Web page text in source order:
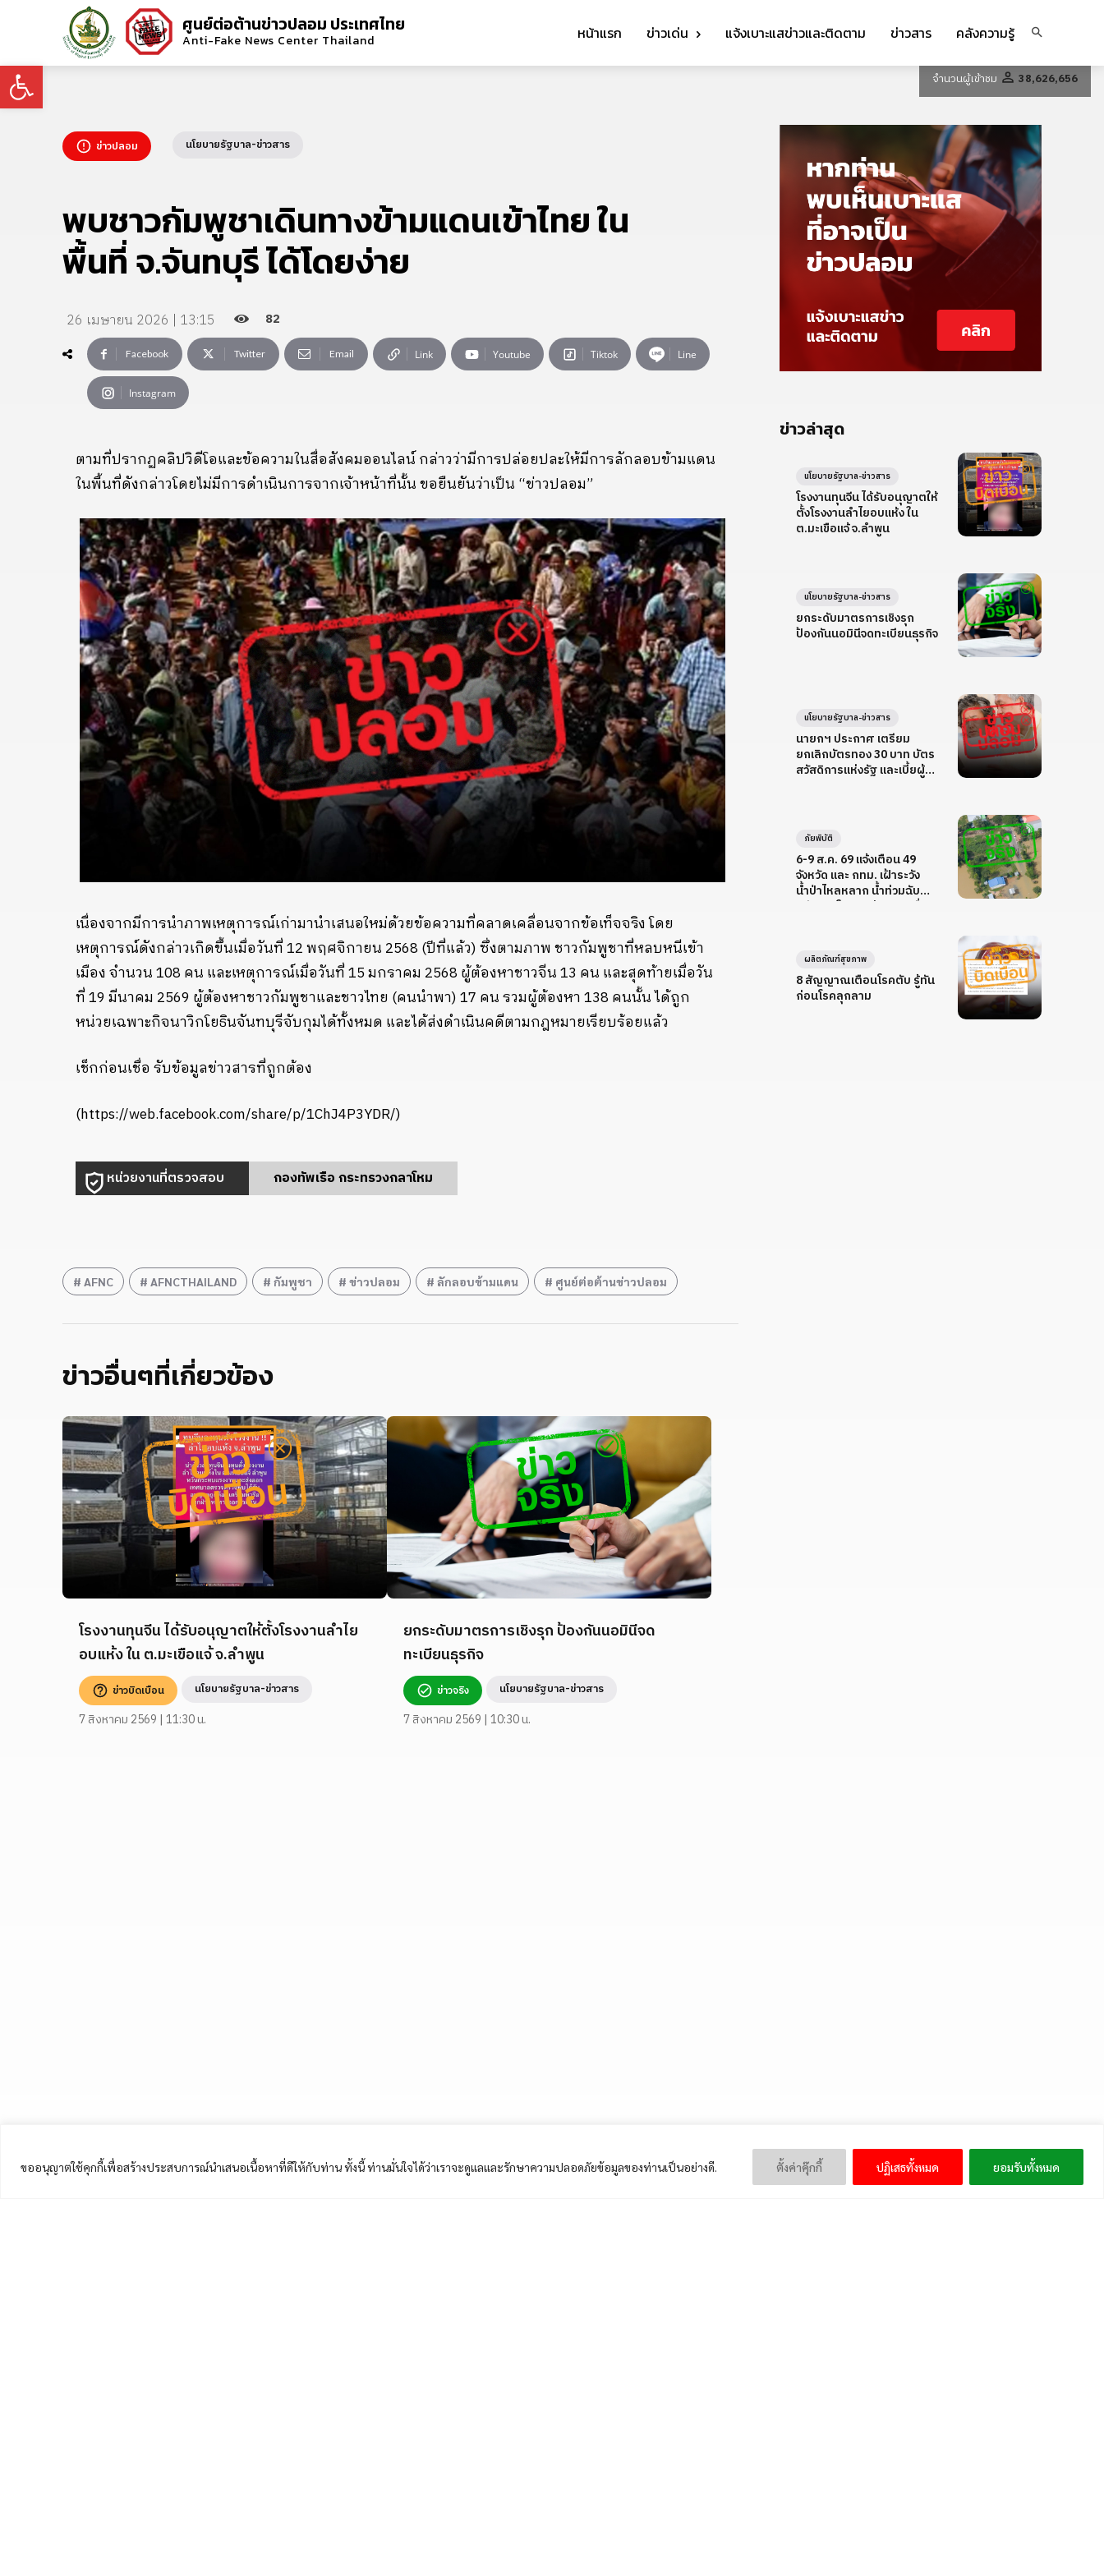
Open toolbar
ขออนุญาตใช้คุกกี้เพื่อสร้างประสบการณ์นำเสนอเนื้อหาที่ดีให้กับท่าน ทั้งนี้ ท่านมั่นใจได้ว่าเราจะดูแลและรักษาความปลอดภัยข้อมูลของท่านเป็นอย่างดี. ตั้งค่าคุ๊กกี้ ปฏิเสธทั้งหมด ยอมรับทั้งหมด
ศูนย์ต่อต้านข่าวปลอม ประเทศไทย
Anti-Fake News Center Thailand หน้าแรก ข่าวเด่น แจ้งเบาะแสข่าวและติดตาม ข่าวสาร คลังความรู้
จำนวนผู้เข้าชม 38,626,656
ข่าวปลอม นโยบายรัฐบาล-ข่าวสาร
พบชาวกัมพูชาเดินทางข้ามแดนเข้าไทย ใน
พื้นที่ จ.จันทบุรี ได้โดยง่าย
26 เมษายน 2026 | 13:15 82
Facebook Twitter Email Link Youtube Tiktok Line
Instagram
ตามที่ปรากฏคลิปวิดีโอและข้อความในสื่อสังคมออนไลน์ กล่าวว่ามีการปล่อยปละให้มีการลักลอบข้ามแดน
ในพื้นที่ดังกล่าวโดยไม่มีการดำเนินการจากเจ้าหน้าที่นั้น ขอยืนยันว่าเป็น “ข่าวปลอม”
เนื่องจากมีการนำภาพเหตุการณ์เก่ามานำเสนอใหม่ด้วยข้อความที่คลาดเคลื่อนจากข้อเท็จจริง โดย
เหตุการณ์ดังกล่าวเกิดขึ้นเมื่อวันที่ 12 พฤศจิกายน 2568 (ปีที่แล้ว) ซึ่งตามภาพ ชาวกัมพูชาที่หลบหนีเข้า
เมือง จำนวน 108 คน และเหตุการณ์เมื่อวันที่ 15 มกราคม 2568 ผู้ต้องหาชาวจีน 13 คน และสุดท้ายเมื่อวัน
ที่ 19 มีนาคม 2569 ผู้ต้องหาชาวกัมพูชาและชาวไทย (คนนำพา) 17 คน รวมผู้ต้องหา 138 คนนั้น ได้ถูก
หน่วยเฉพาะกิจนาวิกโยธินจันทบุรีจับกุมได้ทั้งหมด และได้ส่งดำเนินคดีตามกฎหมายเรียบร้อยแล้ว
เช็กก่อนเชื่อ รับข้อมูลข่าวสารที่ถูกต้อง
(https://web.facebook.com/share/p/1ChJ4P3YDR/)
หน่วยงานที่ตรวจสอบ กองทัพเรือ กระทรวงกลาโหม
AFNC AFNCTHAILAND กัมพูชา ข่าวปลอม ลักลอบข้ามแดน ศูนย์ต่อต้านข่าวปลอม
ข่าวอื่นๆที่เกี่ยวข้อง
โรงงานทุนจีน ได้รับอนุญาตให้ตั้งโรงงานลำไย
อบแห้ง ใน ต.มะเขือแจ้ จ.ลำพูน
ข่าวบิดเบือน นโยบายรัฐบาล-ข่าวสาร
7 สิงหาคม 2569 | 11:30 น.
ยกระดับมาตรการเชิงรุก ป้องกันนอมินีจด
ทะเบียนธุรกิจ
ข่าวจริง นโยบายรัฐบาล-ข่าวสาร
7 สิงหาคม 2569 | 10:30 น.
ข่าวล่าสุด
โรงงานทุนจีน ได้รับอนุญาตให้
ตั้งโรงงานลำไยอบแห้ง ใน
ต.มะเขือแจ้ จ.ลำพูน
นโยบายรัฐบาล-ข่าวสาร
ยกระดับมาตรการเชิงรุก
ป้องกันนอมินีจดทะเบียนธุรกิจ
นโยบายรัฐบาล-ข่าวสาร
นายกฯ ประกาศ เตรียม
ยกเลิกบัตรทอง 30 บาท บัตร
สวัสดิการแห่งรัฐ และเบี้ยผู้สูง
นโยบายรัฐบาล-ข่าวสาร
6-9 ส.ค. 69 แจ้งเตือน 49
จังหวัด และ กทม. เฝ้าระวัง
น้ำป่าไหลหลาก น้ำท่วมฉับ
พลัน ดินโคลนถล่ม และคลื่น
ภัยพิบัติ
8 สัญญาณเตือนโรคตับ รู้ทัน
ก่อนโรคลุกลาม
ผลิตภัณฑ์สุขภาพ